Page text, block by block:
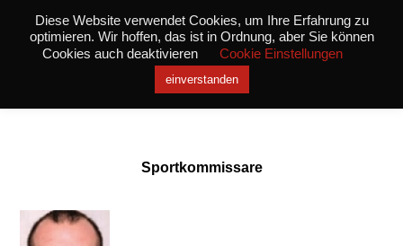
Funktionäre
Sportkommissare
Diese Website verwendet Cookies, um Ihre Erfahrung zu
optimieren. Wir hoffen, das ist in Ordnung, aber Sie können
Cookies auch deaktivieren
Cookie Einstellungen
einverstanden